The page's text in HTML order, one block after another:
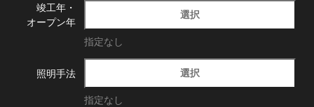
竣工年・
オープン年
選択
指定なし
照明手法 選択
指定なし